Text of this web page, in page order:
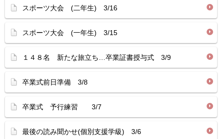
スポーツ大会 (二年生) 3/16
スポーツ大会 (一年生) 3/15
１４８名 新たな旅立ち…卒業証書授与式 3/9
卒業式前日準備 3/8
卒業式 予行練習 3/7
最後の読み聞かせ(個別支援学級) 3/6